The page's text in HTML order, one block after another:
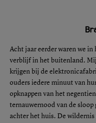
Acht jaar eerder waren we
verblijf in het buitenland.
krijgen bij de
ouders iedere minuut van
opknappen van het
ternauwernood van de sloop
achter het huis. De wildernis